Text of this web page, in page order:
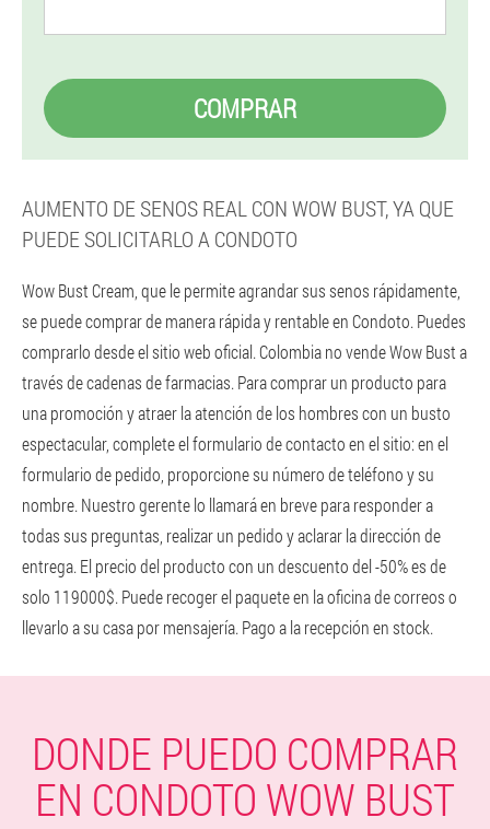
COMPRAR
AUMENTO DE SENOS REAL CON WOW BUST, YA QUE
PUEDE SOLICITARLO A CONDOTO
Wow Bust Cream, que le permite agrandar sus senos rápidamente,
se puede comprar de manera rápida y rentable en Condoto. Puedes
comprarlo desde el sitio web oficial. Colombia no vende Wow Bust a
través de cadenas de farmacias. Para comprar un producto para
una promoción y atraer la atención de los hombres con un busto
espectacular, complete el formulario de contacto en el sitio: en el
formulario de pedido, proporcione su número de teléfono y su
nombre. Nuestro gerente lo llamará en breve para responder a
todas sus preguntas, realizar un pedido y aclarar la dirección de
entrega. El precio del producto con un descuento del -50% es de
solo 119000$. Puede recoger el paquete en la oficina de correos o
llevarlo a su casa por mensajería. Pago a la recepción en stock.
DONDE PUEDO COMPRAR
EN CONDOTO WOW BUST